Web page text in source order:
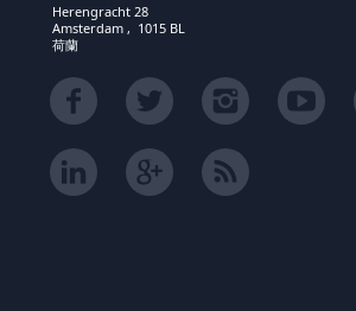
Herengracht 28
Amsterdam , 1015 BL
荷蘭